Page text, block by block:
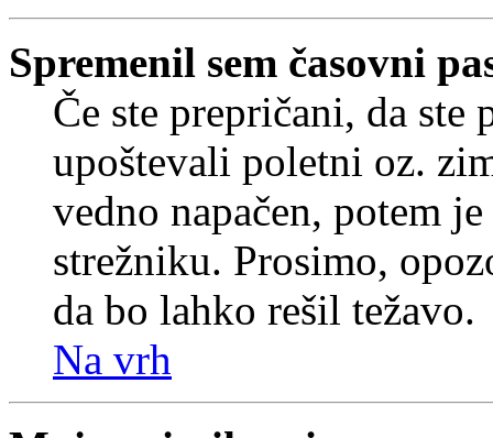
Spremenil sem časovni
Če ste prepričani, da
upoštevali poletni oz.
vedno napačen, potem
strežniku. Prosimo,
da bo lahko rešil težavo.
Na vrh